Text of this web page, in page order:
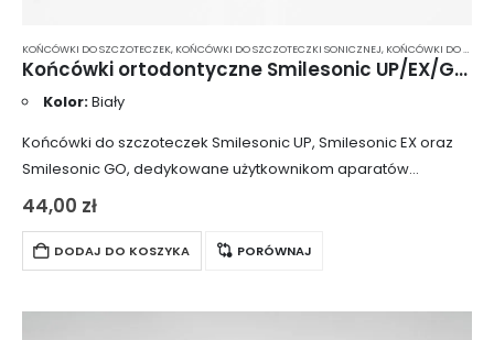
KOŃCÓWKI DO SZCZOTECZEK, KOŃCÓWKI DO SZCZOTECZKI SONICZNEJ, KOŃCÓWKI DO SZCZOTECZKI SONICZNEJ SMILESONIC
Końcówki ortodontyczne Smilesonic UP/EX/GO OrthoClean 2 szt. – białe
Kolor:Biały
Końcówki do szczoteczek Smilesonic UP, Smilesonic EX oraz
Smilesonic GO, dedykowane użytkownikom aparatów
ortodontycznych, mostów, koron oraz innych wypełnień
protetycznych. Dzięki wydłużonemu włosiu doskonale
docierają do wszystkich trudno dostępnych miejsc…
44,00 zł
DODAJ DO KOSZYKA PORÓWNAJ